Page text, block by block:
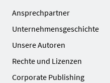
Ansprechpartner
Unternehmensgeschichte
Unsere Autoren
Rechte und Lizenzen
Corporate Publishing